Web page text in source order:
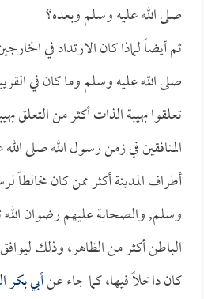
صلى الله عليه وسلم وبعده؟
ثم أيضاً لماذا كان الارتداد في
صلى الله عليه وسلم وما كان في
تعلقوا بهيبة الذات أكثر من التعلق
المنافقين في زمن رسول الله صلى
أطراف المدينة أكثر ممن كان مخالطاً
وسلم, والصحابة عليهم رضوان
الباطن أكثر من الظاهر، وذلك
كان داخلاً فيها، كما جاء عنأبي